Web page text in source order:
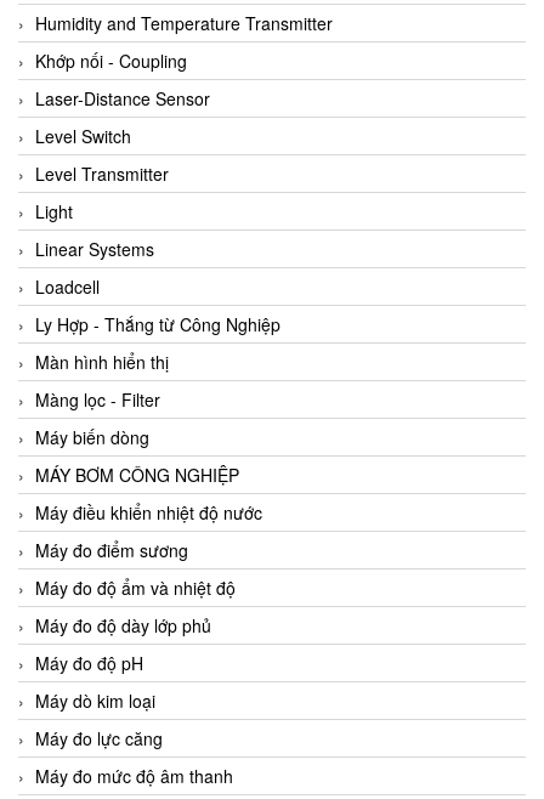
Humidity and Temperature Transmitter
Khớp nối - Coupling
Laser-Distance Sensor
Level Switch
Level Transmitter
Light
Linear Systems
Loadcell
Ly Hợp - Thắng từ Công Nghiệp
Màn hình hiển thị
Màng lọc - Filter
Máy biến dòng
MÁY BƠM CÔNG NGHIỆP
Máy điều khiển nhiệt độ nước
Máy đo điểm sương
Máy đo độ ẩm và nhiệt độ
Máy đo độ dày lớp phủ
Máy đo độ pH
Máy dò kim loại
Máy đo lực căng
Máy đo mức độ âm thanh